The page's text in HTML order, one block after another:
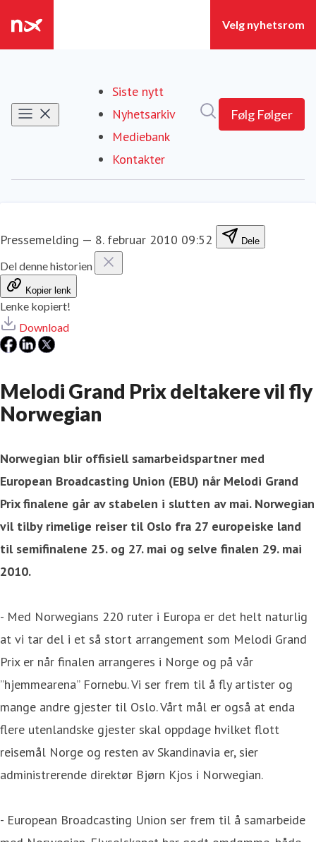
Siste nytt
Nyhetsarkiv
Mediebank
Kontakter
Følg Følger
Pressemelding — 8. februar 2010 09:52 Dele
Del denne historien
Kopier lenk
Lenke kopiert!
Download
Melodi Grand Prix deltakere vil fly
Norwegian
Norwegian blir offisiell samarbeidspartner med
European Broadcasting Union (EBU) når Melodi Grand
Prix finalene går av stabelen i slutten av mai. Norwegian
vil tilby rimelige reiser til Oslo fra 27 europeiske land
til semifinalene 25. og 27. mai og selve finalen 29. mai
2010.
- Med Norwegians 220 ruter i Europa er det helt naturlig
at vi tar del i et så stort arrangement som Melodi Grand
Prix er når finalen arrangeres i Norge og på vår
”hjemmearena” Fornebu. Vi ser frem til å fly artister og
mange andre gjester til Oslo. Vårt mål er også at enda
flere utenlandske gjester skal oppdage hvilket flott
reisemål Norge og resten av Skandinavia er, sier
administrerende direktør Bjørn Kjos i Norwegian.
- European Broadcasting Union ser frem til å samarbeide